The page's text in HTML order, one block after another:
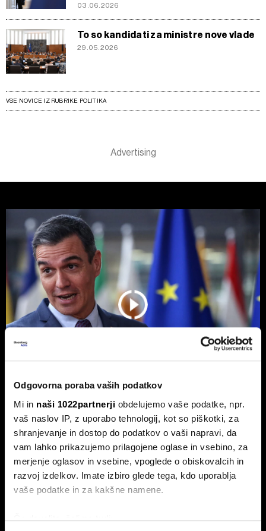
Odgovorna poraba vaših podatkov
Mi in naši 1022partnerji obdelujemo vaše podatke, npr.
vaš naslov IP, z uporabo tehnologij, kot so piškotki, za
shranjevanje in dostop do podatkov o vaši napravi, da
vam lahko prikazujemo prilagojene oglase in vsebino, za
merjenje oglasov in vsebine, vpoglede o obiskovalcih in
razvoj izdelkov. Imate izbiro glede tega, kdo uporablja
vaše podatke in za kakšne namene.
Če dovolite, želimo tudi:
03.06.2026
To so kandidati za ministre nove vlade
29.05.2026
VSE NOVICE IZ RUBRIKE POLITIKA
Ceuta maje Schengen;
avtoprevoznik Peter Pišek: Če pride
do motenj, lahko samo zapremo
Danes krizni sestanek EU, Italija za izključitev Španije,
Francija krepi nadzor, Avstrija razmišlja o mejnih zaporah.